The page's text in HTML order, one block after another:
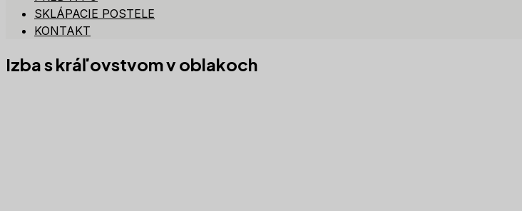
SKLÁPACIE POSTELE
KONTAKT
Izba s kráľovstvom v oblakoch